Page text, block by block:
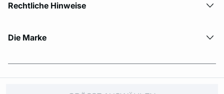
Rechtliche Hinweise
Die Marke